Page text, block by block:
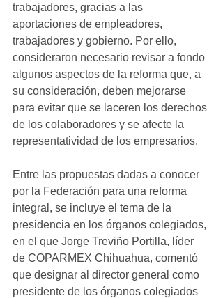
trabajadores, gracias a las
aportaciones de empleadores,
trabajadores y gobierno. Por ello,
consideraron necesario revisar a fondo
algunos aspectos de la reforma que, a
su consideración, deben mejorarse
para evitar que se laceren los derechos
de los colaboradores y se afecte la
representatividad de los empresarios.
Entre las propuestas dadas a conocer
por la Federación para una reforma
integral, se incluye el tema de la
presidencia en los órganos colegiados,
en el que Jorge Treviño Portilla, líder
de COPARMEX Chihuahua, comentó
que designar al director general como
presidente de los órganos colegiados